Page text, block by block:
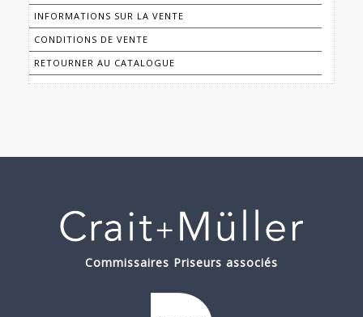
INFORMATIONS SUR LA VENTE
CONDITIONS DE VENTE
RETOURNER AU CATALOGUE
Commissaires Priseurs associés